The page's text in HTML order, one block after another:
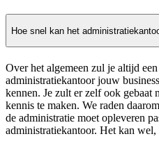
Hoe snel kan het
Over het algemeen zul je altijd
administratiekantoor jouw
kennen. Je zult er zelf ook gebaat
kennis te maken. We raden
de administratie moet opleveren
administratiekantoor. Het kan